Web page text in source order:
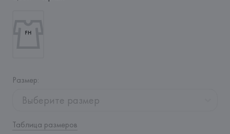
Размер:
Выберите размер
Таблица размеров